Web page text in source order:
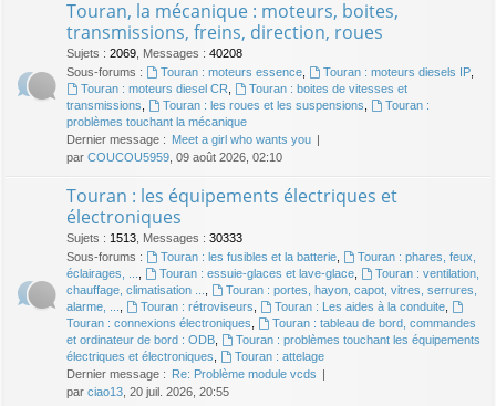
Touran, la mécanique : moteurs, boites,
transmissions, freins, direction, roues
Sujets : 2069 Messages : 40208
Sous-forums :
Touran : moteurs essence, Touran : moteurs diesels IP,
Touran : moteurs diesel CR
Touran : boites de vitesses et
transmissions
Touran : les roues et les suspensions
Touran :
problèmes touchant la mécanique
Dernier message : Meet a girl who wants you
par COUCOU5959 , 09 août 2026, 02:10
Touran : les équipements électriques et
électroniques
Sujets : 1513 Messages : 30333
Sous-forums :
Touran : les fusibles et la batterie,
Touran : phares, feux,
éclairages, ...
Touran : essuie-glaces et lave-glace,
Touran : ventilation,
chauffage, climatisation ...
Touran : portes, hayon, capot, vitres, serrures,
alarme, ...
Touran : rétroviseurs Touran : Les aides à la conduite,
Touran : connexions électroniques
Touran : tableau de bord, commandes
et ordinateur de bord : ODB
Touran : problèmes touchant les équipements
électriques et électroniques
Touran : attelage
Dernier message :
Re: Problème module vcds
par ciao13 , 20 juil. 2026, 20:55